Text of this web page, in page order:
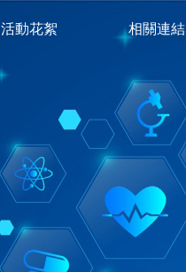
活動花絮 相關連結